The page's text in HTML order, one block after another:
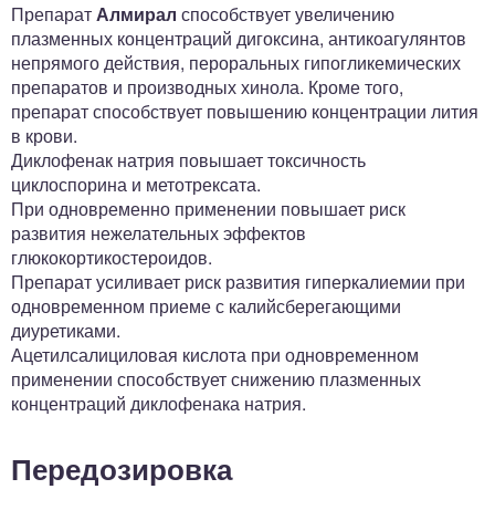
ПрепаратАлмирал способствует увеличению
плазменных концентраций дигоксина, антикоагулянтов
непрямого действия, пероральных гипогликемических
препаратов и производных хинола. Кроме того,
препарат способствует повышению концентрации лития
в крови.
Диклофенак натрия повышает токсичность
циклоспорина и метотрексата.
При одновременно применении повышает риск
развития нежелательных эффектов
глюкокортикостероидов.
Препарат усиливает риск развития гиперкалиемии при
одновременном приеме с калийсберегающими
диуретиками.
Ацетилсалициловая кислота при одновременном
применении способствует снижению плазменных
концентраций диклофенака натрия.
Передозировка